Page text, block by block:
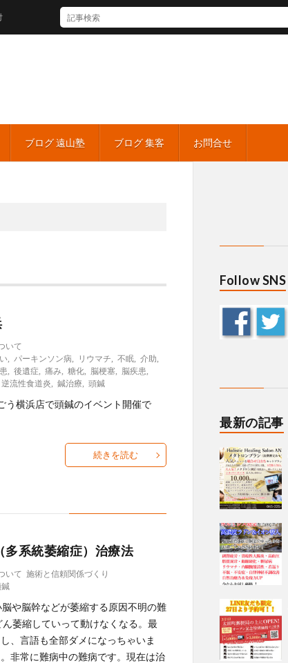
ブログ 遠山塾 ブログ 集客 お問合せ
いて
, パーキンソン病 リウマチ 不眠, 介助
後遺症 痛み 糖化 脳梗塞, 脳疾患
逆流性食道炎 鍼治療 頭鍼
う横浜店で頭鍼のイベント開催で
続きを読む
系統萎縮症）治療法
いて 施術と信頼関係づくり
や脳幹などが萎縮する原因不明の難
萎縮していって動けなくなる。最
、言語も全部ダメになっちゃいま
非常に難病中の難病です。現在は治
Follow SNS
最新の記事